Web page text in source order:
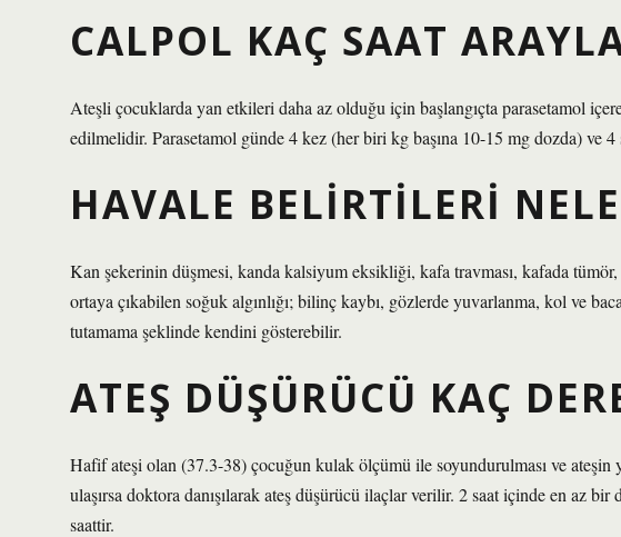
CALPOL KAÇ SAAT
Ateşli çocuklarda yan etkileri daha az olduğu için başlangıçta parasetamol
edilmelidir. Parasetamol günde 4 kez (her biri kg başına 10-15 mg dozda) ve 4
HAVALE BELIRTILERI
Kan şekerinin düşmesi, kanda kalsiyum eksikliği, kafa travması, kafada
ortaya çıkabilen soğuk algınlığı; bilinç kaybı, gözlerde yuvarlanma, kol ve
tutamama şeklinde kendini gösterebilir.
ATEŞ DÜŞÜRÜCÜ KAÇ
Hafif ateşi olan (37.3-38) çocuğun kulak ölçümü ile soyundurulması ve ateşin
ulaşırsa doktora danışılarak ateş düşürücü ilaçlar verilir. 2 saat içinde en az
saattir.